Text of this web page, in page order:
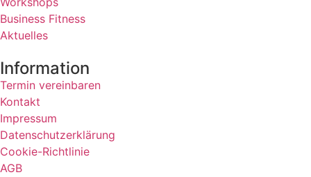
Business Fitness
Aktuelles
Information
Termin vereinbaren
Kontakt
Impressum
Datenschutzerklärung
Cookie-Richtlinie
AGB